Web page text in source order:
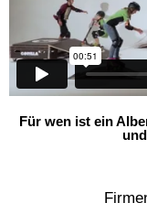
Für wen ist ein